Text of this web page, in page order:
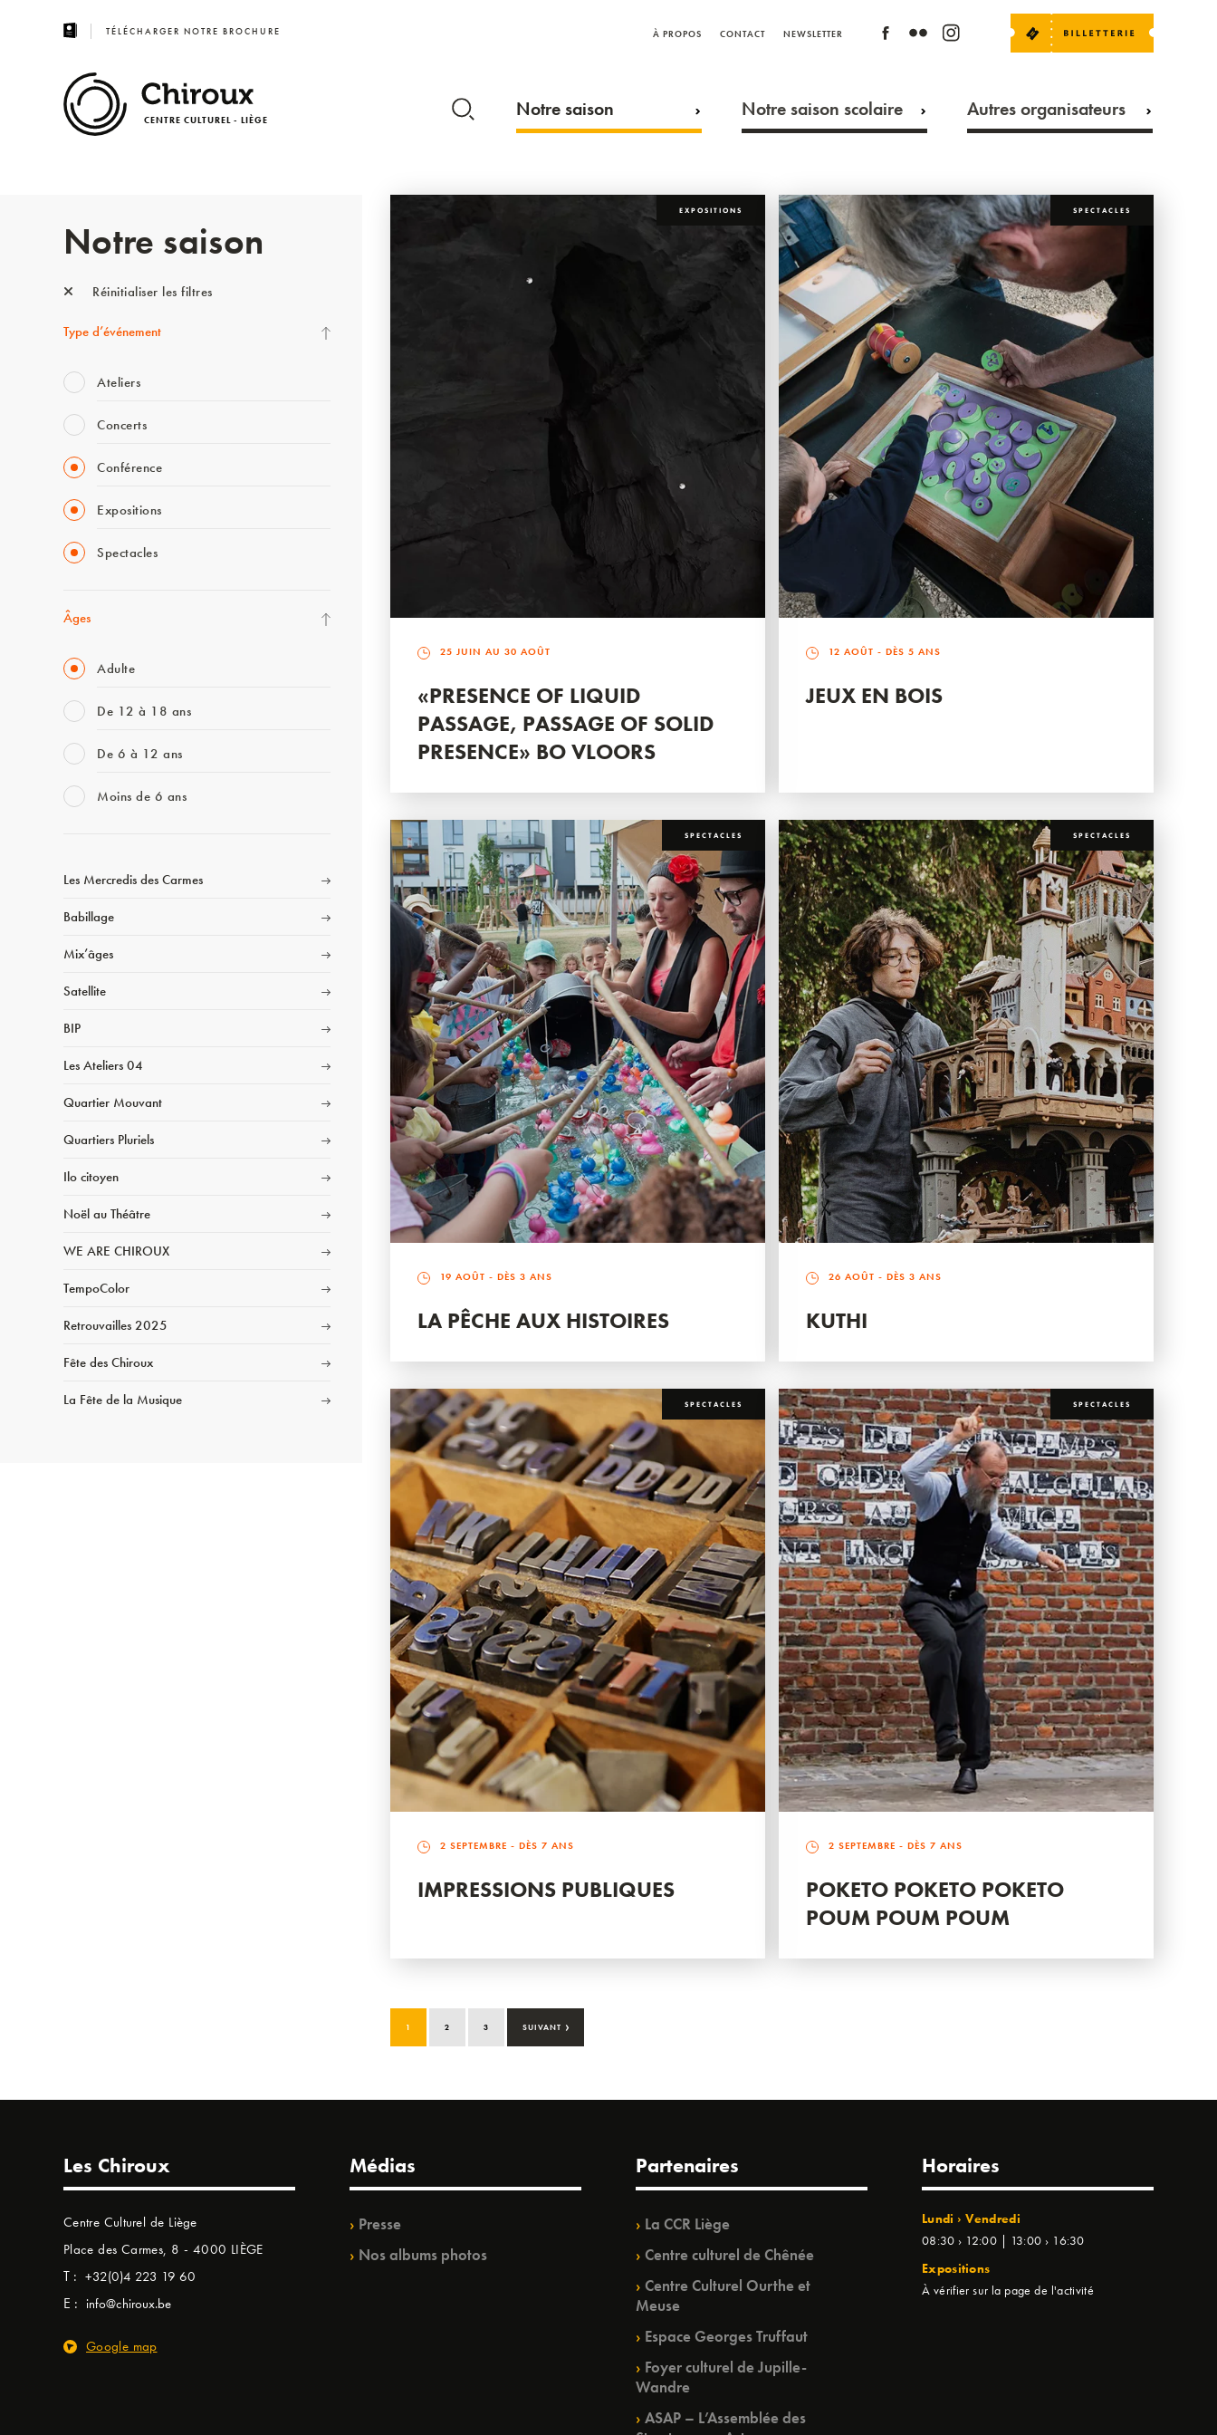
TÉLÉCHARGER NOTRE BROCHURE À PROPOS CONTACT NEWSLETTER
CENTRE CULTUREL - LIÈGE Notre saison Notre saison scolaire Autres organisateurs
Notre saison
Réinitialiser les filtres
Type d’événement
Ateliers
Concerts
Conférence
Expositions
Spectacles
Âges
Adulte
De 12 à 18 ans
De 6 à 12 ans
Moins de 6 ans
Les Mercredis des Carmes
Babillage
Mix’âges
Satellite
BIP
Les Ateliers 04
Quartier Mouvant
Quartiers Pluriels
Ilo citoyen
Noël au Théâtre
WE ARE CHIROUX
TempoColor
Retrouvailles 2025
Fête des Chiroux
La Fête de la Musique
EXPOSITIONS
25 JUIN AU 30 AOÛT
«PRESENCE OF LIQUID
PASSAGE, PASSAGE OF SOLID
PRESENCE» BO VLOORS
SPECTACLES
12 AOÛT - DÈS 5 ANS
JEUX EN BOIS
SPECTACLES
19 AOÛT - DÈS 3 ANS
LA PÊCHE AUX HISTOIRES
SPECTACLES
26 AOÛT - DÈS 3 ANS
KUTHI
SPECTACLES
2 SEPTEMBRE - DÈS 7 ANS
IMPRESSIONS PUBLIQUES
SPECTACLES
2 SEPTEMBRE - DÈS 7 ANS
POKETO POKETO POKETO
POUM POUM POUM
1 2 3 SUIVANT ›
Les Chiroux
Centre Culturel de Liège
Place des Carmes, 8 - 4000 LIÈGE
T : +32(0)4 223 19 60
E : info@chiroux.be
Google map
Médias
Presse
Nos albums photos
Partenaires
La CCR Liège
Centre culturel de Chênée
Centre Culturel Ourthe et
Meuse
Espace Georges Truffaut
Foyer culturel de Jupille-
Wandre
ASAP – L’Assemblée des
Horaires
Lundi › Vendredi
08:30 › 12:00 | 13:00 › 16:30
Expositions
À vérifier sur la page de l'activité